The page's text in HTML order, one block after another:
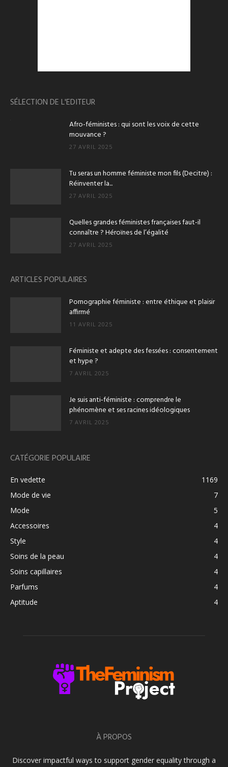
SÉLECTION DE L'EDITEUR
Afro-féministes : qui sont les voix de cette
mouvance ?
27 AVRIL 2025
Tu seras un homme féministe mon fils (Decitre) :
Réinventer la...
27 AVRIL 2025
Quelles grandes féministes françaises faut-il
connaître ? Héroïnes de l’égalité
27 AVRIL 2025
ARTICLES POPULAIRES
Pornographie féministe : entre éthique et plaisir
affirmé
11 AVRIL 2025
Féministe et adepte des fessées : consentement
et hype ?
7 AVRIL 2025
Je suis anti‑féministe : comprendre le
phénomène et ses racines idéologiques
7 AVRIL 2025
CATÉGORIE POPULAIRE
En vedette
1169
Mode de vie
7
Mode
5
Accessoires
4
Style
4
Soins de la peau
4
Soins capillaires
4
Parfums
4
Aptitude
4
À PROPOS
Discover impactful ways to support gender equality through a